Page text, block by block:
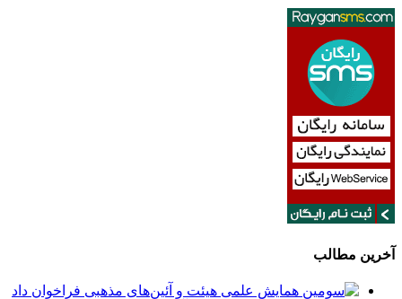
آخرین مطالب